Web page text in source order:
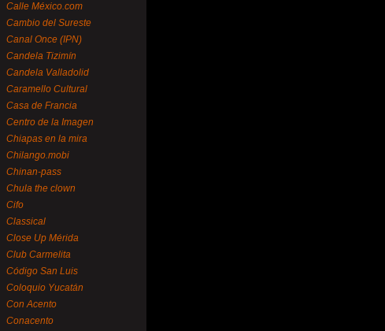
Calle México.com
Cambio del Sureste
Canal Once (IPN)
Candela Tizimín
Candela Valladolid
Caramello Cultural
Casa de Francia
Centro de la Imagen
Chiapas en la mira
Chilango.mobi
Chinan-pass
Chula the clown
Cifo
Classical
Close Up Mérida
Club Carmelita
Código San Luis
Coloquio Yucatán
Con Acento
Conacento